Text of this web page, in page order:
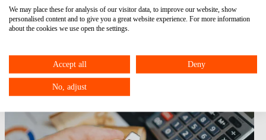
FPSign
zur digitalen Unterschrift
zur Anlage von Lohnmitarbeiterstammdaten
We may place these for analysis of our visitor data, to improve our website, show
personalised content and to give you a great website experience. For more information
about the cookies we use open the settings.
Accept all Deny
No, adjust